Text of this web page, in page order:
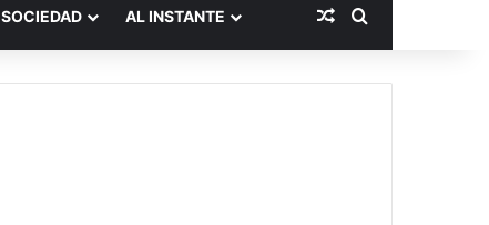
SOCIEDAD AL INSTANTE Publicación al
Buscar por